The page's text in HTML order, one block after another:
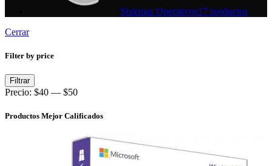
Sistemas Operativos17 productos
Cerrar
Filter by price
Precio
mínimo
Precio
máximo
Filtrar
Precio: $40 — $50
Productos Mejor Calificados